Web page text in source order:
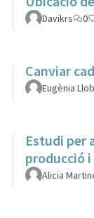
Davikrs 0
Canviar
Eugènia
Estudi per
producció
Alicia